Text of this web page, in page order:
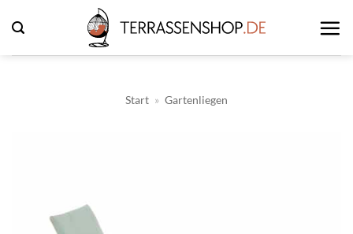
Inhalt
springen
Start » Gartenliegen